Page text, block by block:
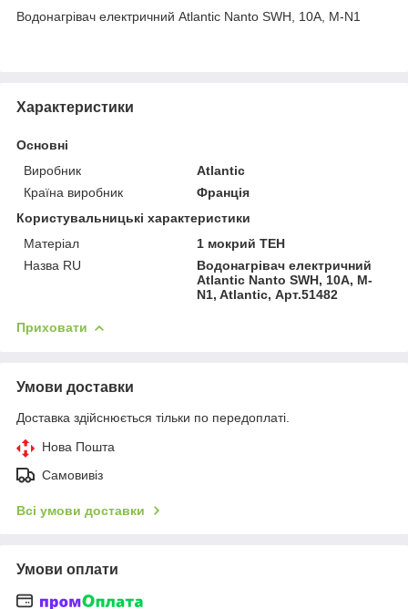
Водонагрівач електричний Atlantic Nanto SWH, 10A, M-N1
Характеристики
Основні
Виробник
Atlantic
Країна виробник
Франція
Користувальницькі характеристики
Матеріал
1 мокрий ТЕН
Назва RU
Водонагрівач електричний
Atlantic Nanto SWH, 10A, M-
N1, Atlantic, Арт.51482
Приховати
Умови доставки
Доставка здійснюється тільки по передоплаті.
Нова Пошта
Самовивіз
Всі умови доставки
Умови оплати